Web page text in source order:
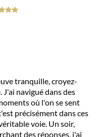
tranquille, croyez-
J'ai navigué dans des
où l'on se sent
précisément dans ces
voie. Un soir,
des réponses, j'ai